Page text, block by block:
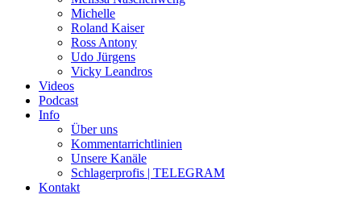
Michelle
Roland Kaiser
Ross Antony
Udo Jürgens
Vicky Leandros
Videos
Podcast
Info
Über uns
Kommentarrichtlinien
Unsere Kanäle
Schlagerprofis | TELEGRAM
Kontakt